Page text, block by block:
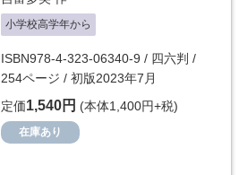
小学校高学年から
ISBN978-4-323-06340-9 / 四六判 /
254ページ / 初版2023年7月
定価1,540円 (本体1,400円+税)
在庫あり